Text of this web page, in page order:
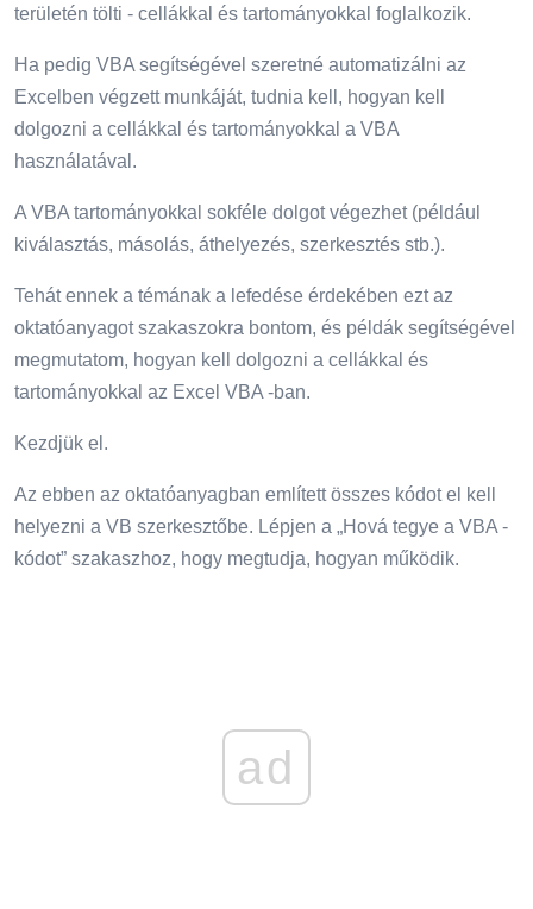
területén tölti - cellákkal és tartományokkal foglalkozik.
Ha pedig VBA segítségével szeretné automatizálni az
Excelben végzett munkáját, tudnia kell, hogyan kell
dolgozni a cellákkal és tartományokkal a VBA
használatával.
A VBA tartományokkal sokféle dolgot végezhet (például
kiválasztás, másolás, áthelyezés, szerkesztés stb.).
Tehát ennek a témának a lefedése érdekében ezt az
oktatóanyagot szakaszokra bontom, és példák segítségével
megmutatom, hogyan kell dolgozni a cellákkal és
tartományokkal az Excel VBA -ban.
Kezdjük el.
Az ebben az oktatóanyagban említett összes kódot el kell
helyezni a VB szerkesztőbe. Lépjen a „Hová tegye a VBA -
kódot” szakaszhoz, hogy megtudja, hogyan működik.
ad